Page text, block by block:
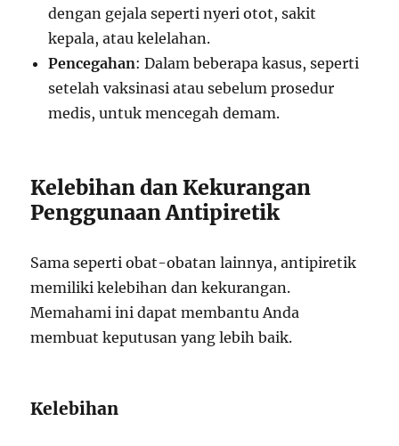
dengan gejala seperti nyeri otot, sakit
kepala, atau kelelahan.
Pencegahan: Dalam beberapa kasus, seperti
setelah vaksinasi atau sebelum prosedur
medis, untuk mencegah demam.
Kelebihan dan Kekurangan
Penggunaan Antipiretik
Sama seperti obat-obatan lainnya, antipiretik
memiliki kelebihan dan kekurangan.
Memahami ini dapat membantu Anda
membuat keputusan yang lebih baik.
Kelebihan